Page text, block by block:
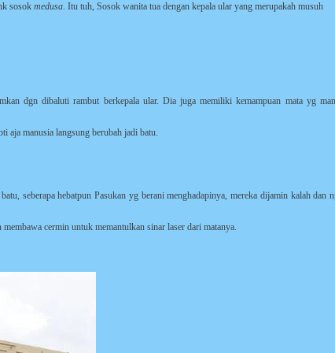
sosok medusa. Itu tuh, Sosok wanita tua dengan kepala ular yang merupakah musuh
dgn dibaluti rambut berkepala ular. Dia juga memiliki kemampuan mata yg
aja manusia langsung berubah jadi batu.
seberapa hebatpun Pasukan yg berani menghadapinya, mereka dijamin kalah dan
cermin untuk memantulkan sinar laser dari matanya.